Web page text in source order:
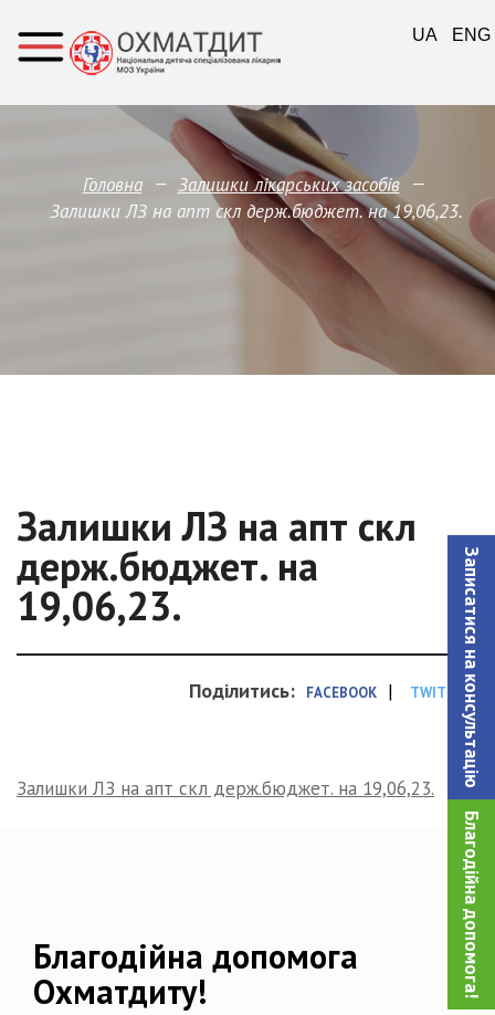
Записатися на консультацiю
Благодійна допомога!
Головна — Залишки лікарських засобів —
Залишки ЛЗ на апт скл держ.бюджет. на 19,06,23.
Залишки ЛЗ на апт скл
держ.бюджет. на
19,06,23.
Поділитись: FACEBOOK | TWITTER
Залишки ЛЗ на апт скл держ.бюджет. на 19,06,23.
Благодійна допомога
Охматдиту!
UA ENG